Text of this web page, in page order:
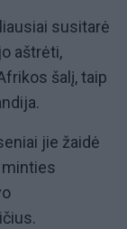
susitarė
aštrėti,
šalį, taip
jie žaidė
minties